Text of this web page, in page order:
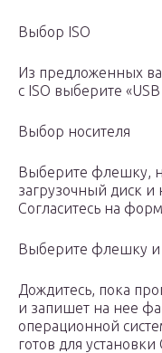
Выбор ISO
Из предложенных
с ISO выберите
Выбор носителя
Выберите флешку,
загрузочный диск и
Согласитесь на
Выберите флешку и
Дождитесь, пока
и запишет на нее
операционной
готов для